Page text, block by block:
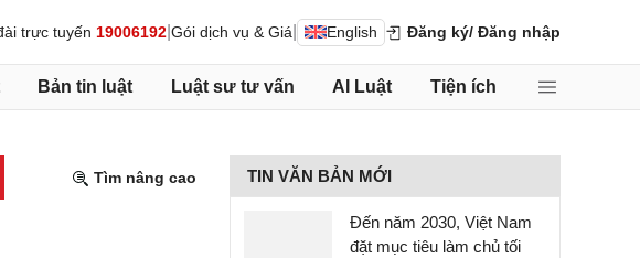
trực tuyến 19006192 Gói dịch vụ & Giá English Đăng ký/ Đăng nhập
Bản tin luật Luật sư tư vấn AI Luật Tiện ích
Tìm nâng cao TIN VĂN BẢN MỚI
Đến năm 2030, Việt Nam
đặt mục tiêu làm chủ tối